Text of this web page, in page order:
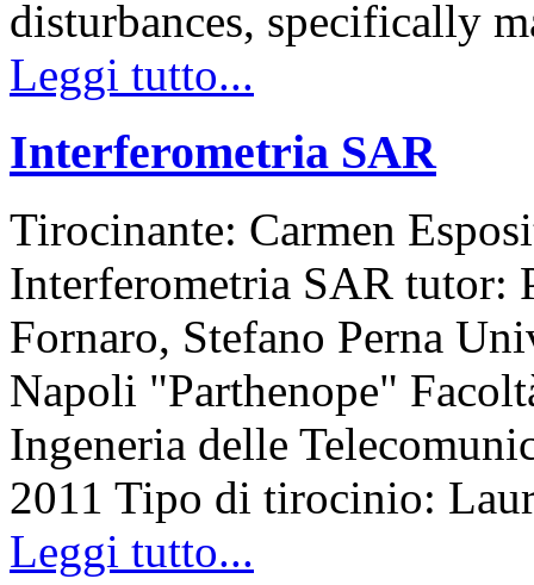
disturbances, specifically
Leggi tutto...
Interferometria SAR
Tirocinante: Carmen
Interferometria SAR tutor:
Fornaro, Stefano Perna
Napoli "Parthenope"
Ingeneria delle
2011 Tipo di tirocinio:
Leggi tutto...